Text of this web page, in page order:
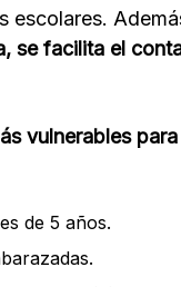
escolares.
se facilita el
vulnerables
de 5 años.